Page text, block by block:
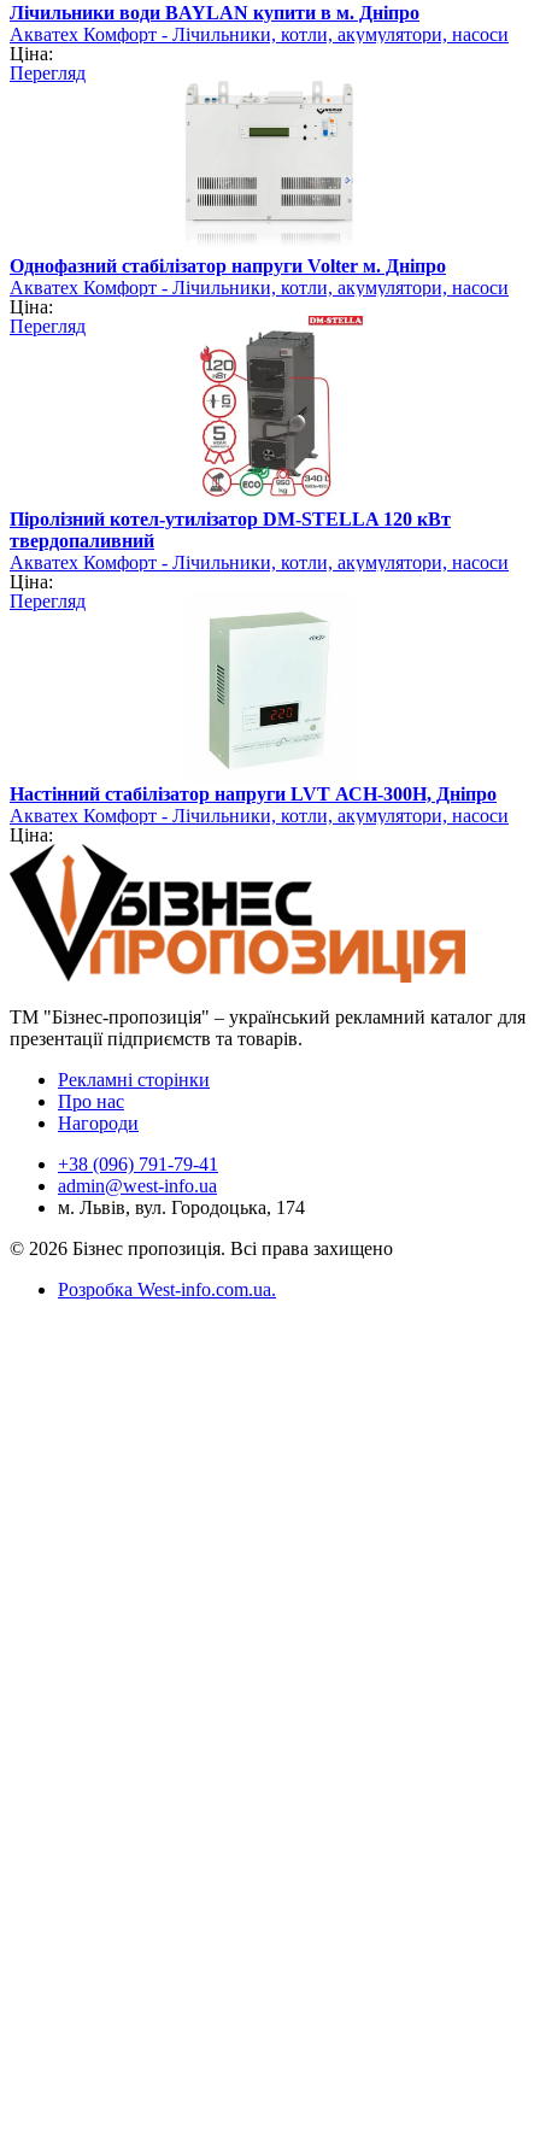
Лічильники води BAYLAN купити в м. Дніпро
Акватех Комфорт - Лічильники, котли, акумулятори, насоси
Ціна:
Перегляд
Однофазний стабілізатор напруги Volter м. Дніпро
Акватех Комфорт - Лічильники, котли, акумулятори, насоси
Ціна:
Перегляд
Піролізний котел-утилізатор DM-STELLA 120 кВт
твердопаливний
Акватех Комфорт - Лічильники, котли, акумулятори, насоси
Ціна:
Перегляд
Настінний стабілізатор напруги LVT АСН-300Н, Дніпро
Акватех Комфорт - Лічильники, котли, акумулятори, насоси
Ціна:
ТМ "Бізнес-пропозиція" – український рекламний каталог для
презентації підприємств та товарів.
Рекламні сторінки
Про нас
Нагороди
+38 (096) 791-79-41
admin@west-info.ua
м. Львів, вул. Городоцька, 174
© 2026 Бізнес пропозиція. Всі права захищено
Розробка West-info.com.ua.